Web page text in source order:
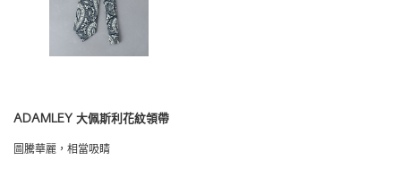
ADAMLEY 大佩斯利花紋領帶
圖騰華麗，相當吸睛